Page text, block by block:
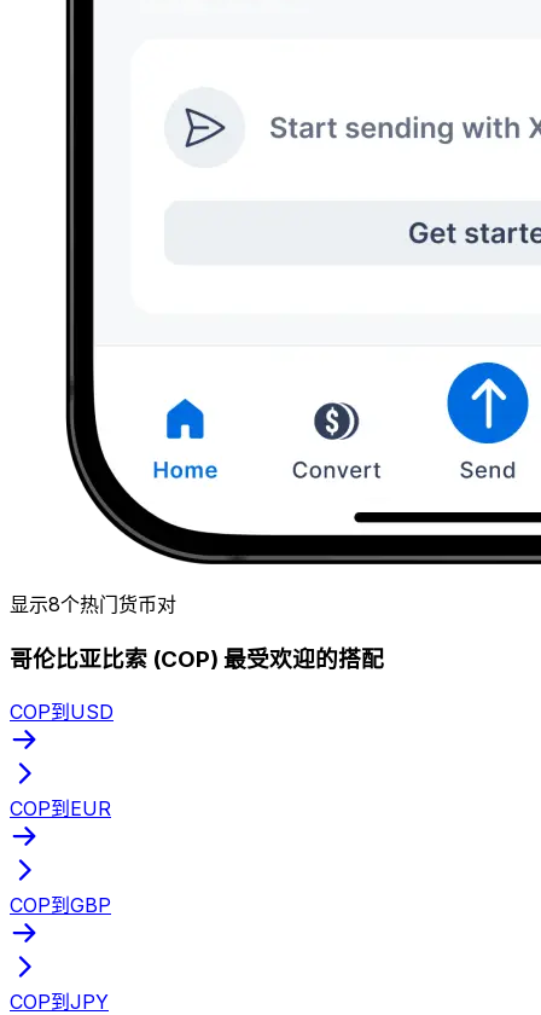
显示8个热门货币对
哥伦比亚比索 (COP) 最受欢迎的搭配
COP到USD
COP到EUR
COP到GBP
COP到JPY